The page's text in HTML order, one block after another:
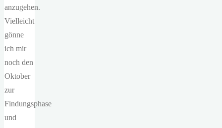
anzugehen.
Vielleicht
gönne
ich mir
noch den
Oktober
zur
Findungsphase
und